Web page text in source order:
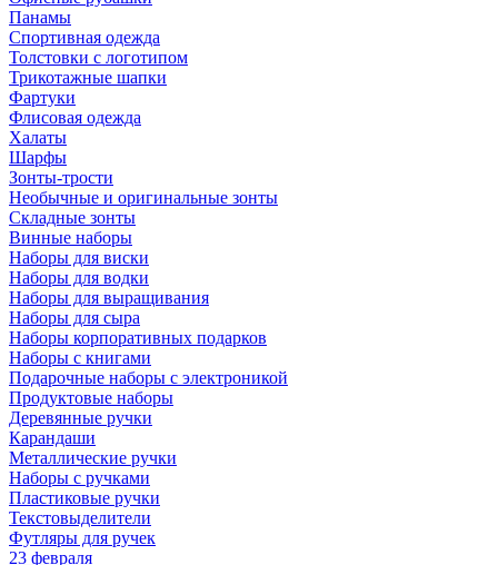
Панамы
Спортивная одежда
Толстовки с логотипом
Трикотажные шапки
Фартуки
Флисовая одежда
Халаты
Шарфы
Зонты-трости
Необычные и оригинальные зонты
Складные зонты
Винные наборы
Наборы для виски
Наборы для водки
Наборы для выращивания
Наборы для сыра
Наборы корпоративных подарков
Наборы с книгами
Подарочные наборы с электроникой
Продуктовые наборы
Деревянные ручки
Карандаши
Металлические ручки
Наборы с ручками
Пластиковые ручки
Текстовыделители
Футляры для ручек
23 февраля